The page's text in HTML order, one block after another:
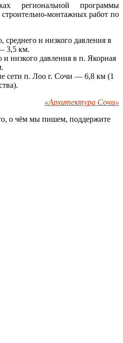
программы
монтажных работ по
среднего и низкого давления в
3,5 км.
и низкого давления в п. Якорная
сети п. Лоо г. Сочи — 6,8 км (1
«Архитектура Сочи»
о чём мы пишем, поддержите